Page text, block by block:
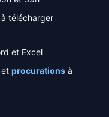
à télécharger
et Excel
et procurations à